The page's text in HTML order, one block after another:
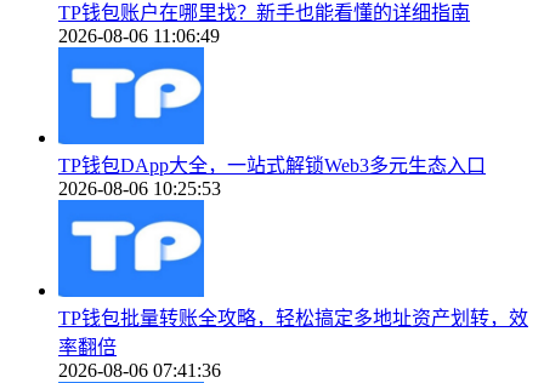
TP钱包账户在哪里找？新手也能看懂的详细指南
2026-08-06 11:06:49
TP钱包DApp大全，一站式解锁Web3多元生态入口
2026-08-06 10:25:53
TP钱包批量转账全攻略，轻松搞定多地址资产划转，效
率翻倍
2026-08-06 07:41:36